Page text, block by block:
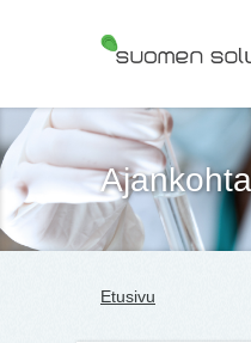
Suomen
Etusivu